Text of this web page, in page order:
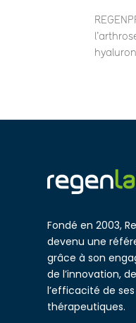
Fondé en 2003,
devenu une
grâce à son
de l’innovation,
l’efficacité de
thérapeutiques.